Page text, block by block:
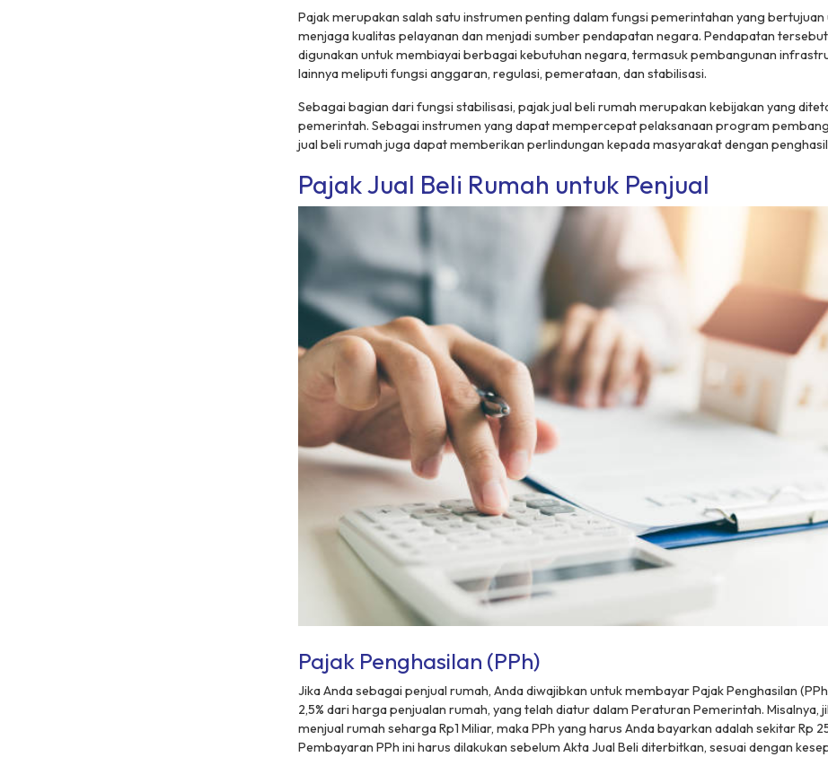
Pajak merupakan salah satu instrumen penting dalam fungsi pemerintahan yang bertujuan
menjaga kualitas pelayanan dan menjadi sumber pendapatan negara. Pendapatan
digunakan untuk membiayai berbagai kebutuhan negara, termasuk pembangunan
lainnya meliputi fungsi anggaran, regulasi, pemerataan, dan stabilisasi.
Sebagai bagian dari fungsi stabilisasi, pajak jual beli rumah merupakan kebijakan yang
pemerintah. Sebagai instrumen yang dapat mempercepat pelaksanaan program
jual beli rumah juga dapat memberikan perlindungan kepada masyarakat dengan
Pajak Jual Beli Rumah untuk Penjual
Pajak Penghasilan (PPh)
Jika Anda sebagai penjual rumah, Anda diwajibkan untuk membayar Pajak Penghasilan
2,5% dari harga penjualan rumah, yang telah diatur dalam Peraturan Pemerintah. Misalnya,
menjual rumah seharga Rp1 Miliar, maka PPh yang harus Anda bayarkan adalah sekitar Rp
Pembayaran PPh ini harus dilakukan sebelum Akta Jual Beli diterbitkan, sesuai dengan